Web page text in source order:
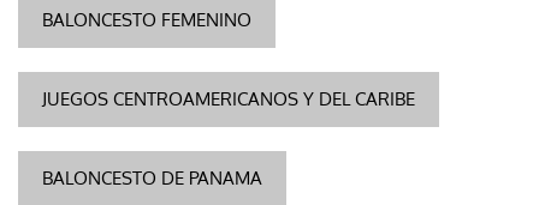
BALONCESTO FEMENINO
JUEGOS CENTROAMERICANOS Y DEL CARIBE
BALONCESTO DE PANAMA